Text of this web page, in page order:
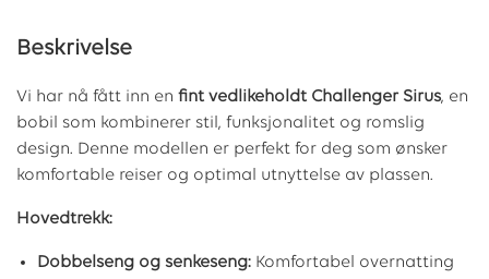
Beskrivelse
Vi har nå fått inn en fint vedlikeholdt Challenger Sirus, en
bobil som kombinerer stil, funksjonalitet og romslig
design. Denne modellen er perfekt for deg som ønsker
komfortable reiser og optimal utnyttelse av plassen.
Hovedtrekk:
Dobbelseng og senkeseng: Komfortabel overnatting